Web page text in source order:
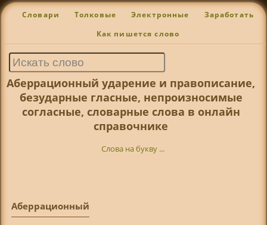
Словари Толковые Электронные Заработать
Как пишется слово
Аберрационный ударение и правописание,
безударные гласные, непроизносимые
согласные, словарные слова в онлайн
справочнике
Слова на букву ...
Аберрационный